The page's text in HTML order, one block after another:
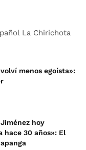
La Chirichota
menos egoísta»:
hoy
hace 30 años»: El